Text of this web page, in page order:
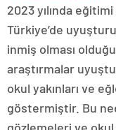
2023 yılında
Türkiye’de
inmiş olması
araştırmalar
okul yakınları ve
göstermiştir. Bu